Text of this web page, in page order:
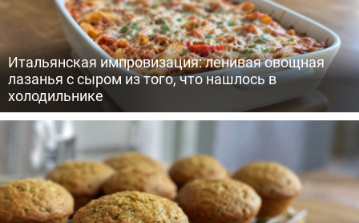
Итальянская импровизация: ленивая овощная
лазанья с сыром из того, что нашлось в
холодильнике